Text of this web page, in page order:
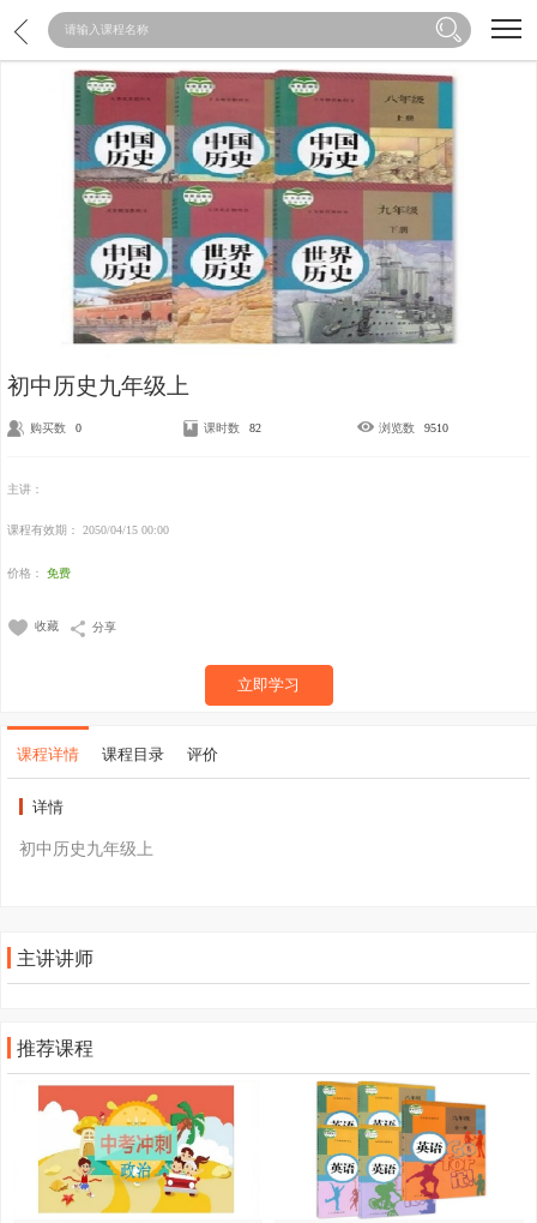
加载中...
初中历史九年级上
购买数 0 课时数 82 浏览数 9510
主讲：
课程有效期： 2050/04/15 00:00
价格： 免费
收藏 分享
立即学习
课程详情 课程目录 评价
详情
初中历史九年级上
主讲讲师
推荐课程